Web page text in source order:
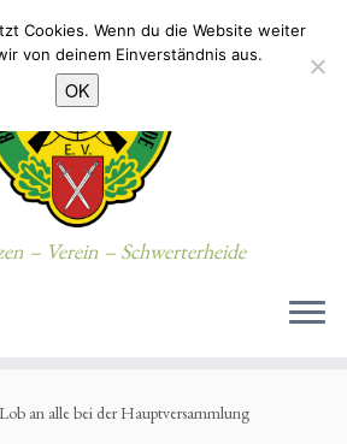
– Verein – Schwerterheide
an alle bei der Hauptversammlung
Cookies. Wenn du die Website weiter
von deinem Einverständnis aus.
OK